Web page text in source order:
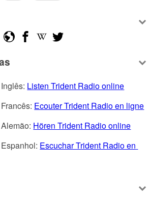
Listen Trident Radio online
Ecouter Trident Radio en ligne
Hören Trident Radio online
Escuchar Trident Radio en